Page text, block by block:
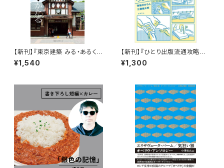
【新刊】『東京建築 みる・あるく・
かたる』
¥1,540
【新刊】『ひとり出版流通攻略ガ
イド』海猫沢めろん・江藤健太郎
¥1,300